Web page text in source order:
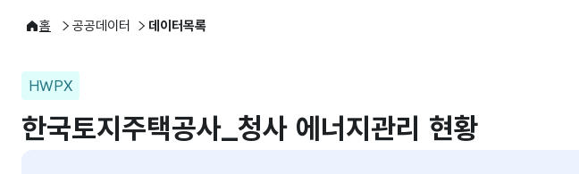
홈 공공데이터 데이터목록
HWPX
한국토지주택공사_청사 에너지관리 현황